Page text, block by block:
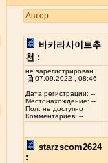
Автор
바카라사이트추
천 :
не зарегистрирован
07.09.2022 , 08:46
Дата регистрации: --
Местонахождение: --
Пол: не доступно
Комментариев: --
starzscom2624
: